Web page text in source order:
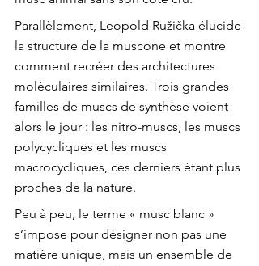
Parallèlement, Leopold Ružička élucide
la structure de la muscone et montre
comment recréer des architectures
moléculaires similaires. Trois grandes
familles de muscs de synthèse voient
alors le jour : les nitro-muscs, les muscs
polycycliques et les muscs
macrocycliques, ces derniers étant plus
proches de la nature.
Peu à peu, le terme « musc blanc »
s’impose pour désigner non pas une
matière unique, mais un ensemble de